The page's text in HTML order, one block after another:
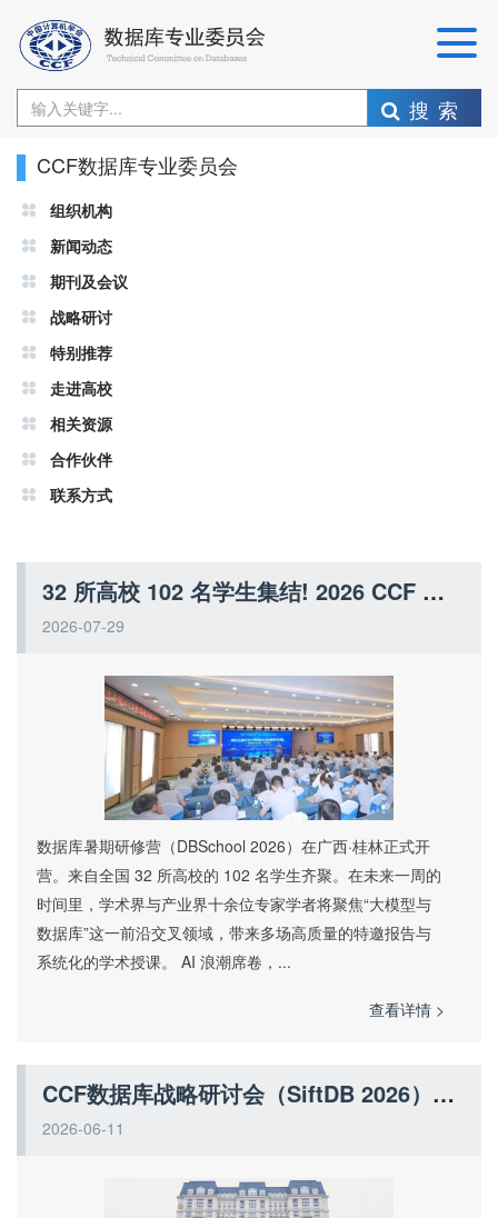
搜索
CCF数据库专业委员会
组织机构
新闻动态
期刊及会议
战略研讨
特别推荐
走进高校
相关资源
合作伙伴
联系方式
32 所高校 102 名学生集结! 2026 CCF 数据库暑期研修营，探索 AI 数据库最前沿
2026-07-29
数据库暑期研修营（DBSchool 2026）在广西·桂林正式开
营。来自全国 32 所高校的 102 名学生齐聚。在未来一周的
时间里，学术界与产业界十余位专家学者将聚焦“大模型与
数据库”这一前沿交叉领域，带来多场高质量的特邀报告与
系统化的学术授课。 AI 浪潮席卷，...
查看详情 >
CCF数据库战略研讨会（SiftDB 2026）在厦门召开：聚焦数据智能体与记忆体前沿
2026-06-11